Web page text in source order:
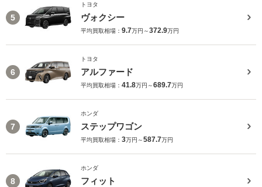
5
トヨタ
ヴォクシー
平均買取相場： 9.7万円～372.9万円
6
トヨタ
アルファード
平均買取相場： 41.8万円～689.7万円
7
ホンダ
ステップワゴン
平均買取相場： 3万円～587.7万円
8
ホンダ
フィット